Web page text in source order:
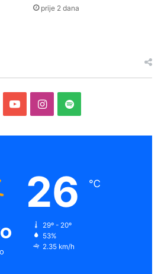
prije 2 dana
YouTubeInstagram
Spotify
26 ℃
29º - 20º
53%
2.35 km/h